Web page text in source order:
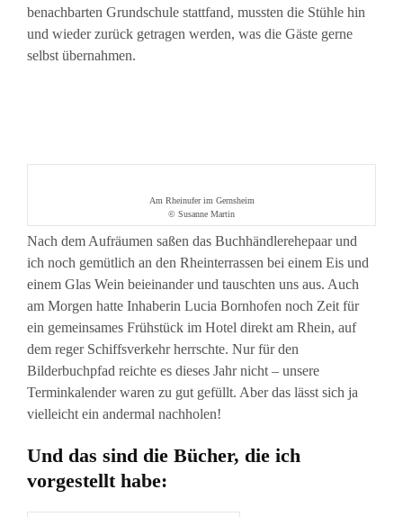
benachbarten Grundschule stattfand, mussten die Stühle hin
und wieder zurück getragen werden, was die Gäste gerne
selbst übernahmen.
Am Rheinufer im Gernsheim
© Susanne Martin
Nach dem Aufräumen saßen das Buchhändlerehepaar und
ich noch gemütlich an den Rheinterrassen bei einem Eis und
einem Glas Wein beieinander und tauschten uns aus. Auch
am Morgen hatte Inhaberin Lucia Bornhofen noch Zeit für
ein gemeinsames Frühstück im Hotel direkt am Rhein, auf
dem reger Schiffsverkehr herrschte. Nur für den
Bilderbuchpfad reichte es dieses Jahr nicht – unsere
Terminkalender waren zu gut gefüllt. Aber das lässt sich ja
vielleicht ein andermal nachholen!
Und das sind die Bücher, die ich
vorgestellt habe: